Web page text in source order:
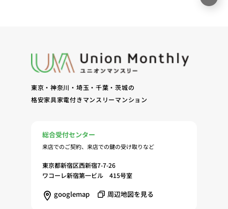
東京・神奈川・埼玉・千葉・茨城の
格安家具家電付きマンスリーマンション
総合受付センター
来店でのご契約、来店での鍵の受け取りなど
東京都新宿区西新宿7-7-26
ワコーレ新宿第一ビル 415号室
googlemap 周辺地図を見る